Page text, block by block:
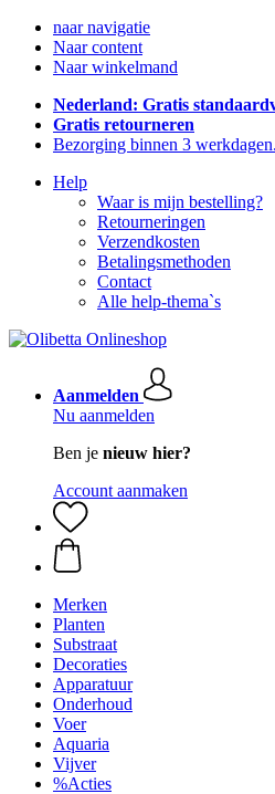
naar navigatie
Naar content
Naar winkelmand
Nederland: Gratis
Gratis retourneren
Bezorging binnen 3 werkdagen.
Help
Waar is mijn bestelling?
Retourneringen
Verzendkosten
Betalingsmethoden
Contact
Alle help-thema`s
Aanmelden
Nu aanmelden
Ben je nieuw hier?
Account aanmaken
Merken
Planten
Substraat
Decoraties
Apparatuur
Onderhoud
Voer
Aquaria
Vijver
%Acties